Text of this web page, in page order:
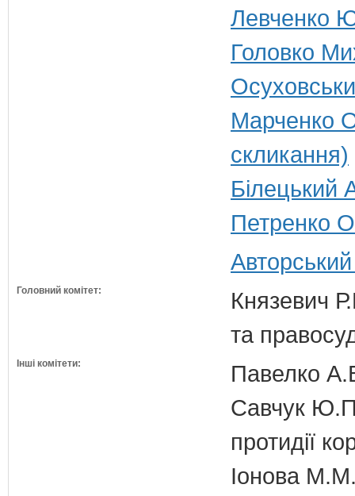
Левченко
Головко
Марченко
скликання)
Білецький
Петренко
Головний комітет:
Князевич
та
Інші комітети:
Павелко
Савчук Ю.П.
протидії
Іонова М.М.